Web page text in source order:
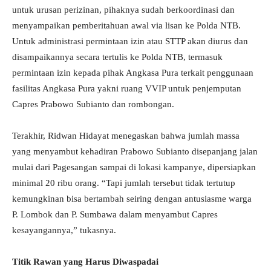
untuk urusan perizinan, pihaknya sudah berkoordinasi dan
menyampaikan pemberitahuan awal via lisan ke Polda NTB.
Untuk administrasi permintaan izin atau STTP akan diurus dan
disampaikannya secara tertulis ke Polda NTB, termasuk
permintaan izin kepada pihak Angkasa Pura terkait penggunaan
fasilitas Angkasa Pura yakni ruang VVIP untuk penjemputan
Capres Prabowo Subianto dan rombongan.
Terakhir, Ridwan Hidayat menegaskan bahwa jumlah massa
yang menyambut kehadiran Prabowo Subianto disepanjang jalan
mulai dari Pagesangan sampai di lokasi kampanye, dipersiapkan
minimal 20 ribu orang. “Tapi jumlah tersebut tidak tertutup
kemungkinan bisa bertambah seiring dengan antusiasme warga
P. Lombok dan P. Sumbawa dalam menyambut Capres
kesayangannya,” tukasnya.
Titik Rawan yang Harus Diwaspadai